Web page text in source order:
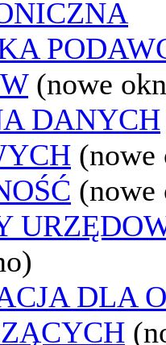
(nowe
DANYCH
(nowe
(nowe
DLA